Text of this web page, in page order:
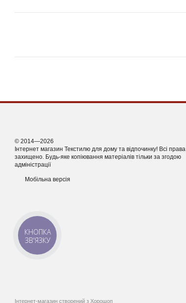
© 2014—2026
Інтернет магазин Текстилю для дому та відпочинку! Всі права
захищено. Будь-яке копіювання матеріалів тільки за згодою
адміністрації
Мобільна версія
Інтернет-магазин створений з Хорошоп
КНОПКА
ЗВ'ЯЗКУ